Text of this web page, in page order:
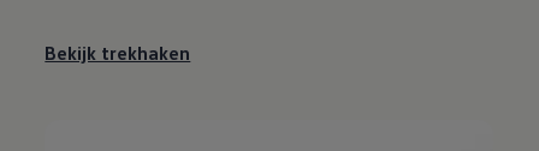
Bekijk trekhaken